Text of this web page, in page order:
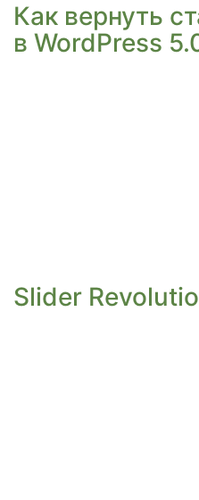
Как вернуть
в WordPress
Slider